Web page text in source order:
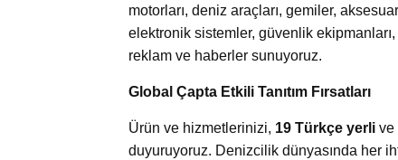
motorları, deniz araçları, gemiler,
elektronik sistemler, güvenlik
reklam ve haberler sunuyoruz.
Global Çapta Etkili Tanıtım Fırsatları
Ürün ve hizmetlerinizi, 19 Türkçe yerli ve
duyuruyoruz. Denizcilik dünyasında her